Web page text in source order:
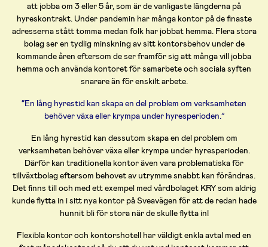
att jobba om 3 eller 5 år, som är de vanligaste längderna på
hyreskontrakt. Under pandemin har många kontor på de finaste
adresserna stått tomma medan folk har jobbat hemma. Flera stora
bolag ser en tydlig minskning av sitt kontorsbehov under de
kommande åren eftersom de ser framför sig att många vill jobba
hemma och använda kontoret för samarbete och sociala syften
snarare än för enskilt arbete.
“En lång hyrestid kan skapa en del problem om verksamheten
behöver växa eller krympa under hyresperioden.”
En lång hyrestid kan dessutom skapa en del problem om
verksamheten behöver växa eller krympa under hyresperioden.
Därför kan traditionella kontor även vara problematiska för
tillväxtbolag eftersom behovet av utrymme snabbt kan förändras.
Det finns till och med ett exempel med vårdbolaget KRY som aldrig
kunde flytta in i sitt nya kontor på Sveavägen för att de redan hade
hunnit bli för stora när de skulle flytta in!
Flexibla kontor och kontorshotell har väldigt enkla avtal med en